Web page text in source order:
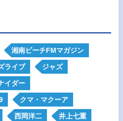
湘南ビーチFMマガジン
ライブ ジャズ
イダー
クマ・マクーア
西岡洋二 井上七重